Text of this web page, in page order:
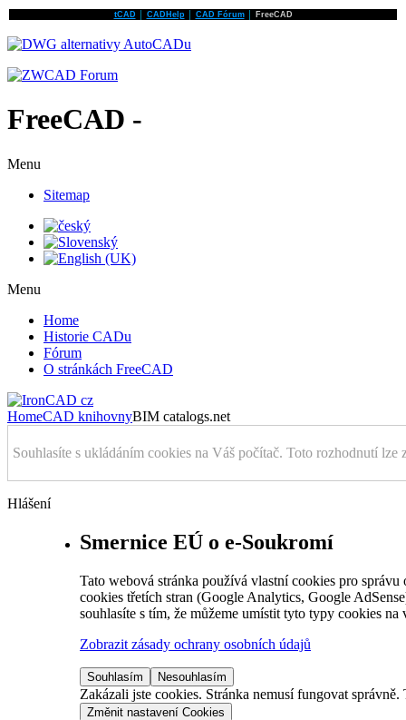
tCAD│ CADHelp│ CAD Fórum│ FreeCAD
FreeCAD -
Menu
Sitemap
Menu
Home
Historie CADu
Fórum
O stránkách FreeCAD
HomeCAD knihovnyBIM catalogs.net
Souhlasíte s ukládáním cookies na Váš počítač. Toto rozhodnutí lze
Hlášení
Smernice EÚ o e-Soukromí
Tato webová stránka používá vlastní cookies pro
cookies třetích stran (Google Analytics, Google
souhlasíte s tím, že můžeme umístit tyto typy cookies na
Zobrazit zásady ochrany osobních údajů
Souhlasím Nesouhlasím
Zakázali jste cookies. Stránka nemusí fungovat
Změnit nastavení Cookies